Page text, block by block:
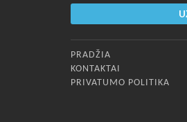
Apatinis meniu
PRADŽIA
KONTAKTAI
PRIVATUMO POLITIKA